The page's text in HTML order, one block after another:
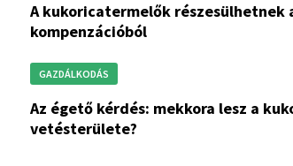
a kukoricatermelők részesülhetnek az uniós
kompenzációból
GAZDÁLKODÁS
az égető kérdés: mekkora lesz a kukorica
vetésterülete?